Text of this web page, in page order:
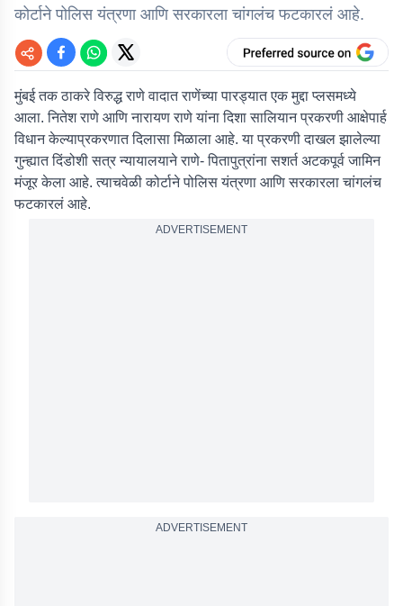
कोर्टाने पोलिस यंत्रणा आणि सरकारला चांगलंच फटकारलं आहे.
मुंबई तक ठाकरे विरुद्ध राणे वादात राणेंच्या पारड्यात एक मुद्दा प्लसमध्ये
आला. नितेश राणे आणि नारायण राणे यांना दिशा सालियान प्रकरणी आक्षेपार्ह
विधान केल्याप्रकरणात दिलासा मिळाला आहे. या प्रकरणी दाखल झालेल्या
गुन्ह्यात दिंडोशी सत्र न्यायालयाने राणे- पितापुत्रांना सशर्त अटकपूर्व जामिन
मंजूर केला आहे. त्याचवेळी कोर्टाने पोलिस यंत्रणा आणि सरकारला चांगलंच
फटकारलं आहे.
ADVERTISEMENT
ADVERTISEMENT